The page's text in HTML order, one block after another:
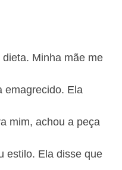
Minha mãe me
emagrecido. Ela
mim, achou a peça
estilo. Ela disse que